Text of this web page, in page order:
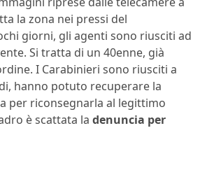
la zona nei pressi del
giorni, gli agenti sono riusciti ad
Si tratta di un 40enne, già
I Carabinieri sono riusciti a
hanno potuto recuperare la
per riconsegnarla al legittimo
è scattata la denuncia per